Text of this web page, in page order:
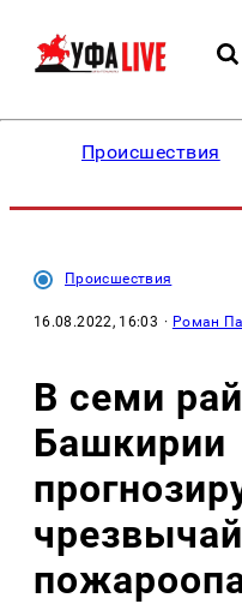
Происшествия
Происшествия
16.08.2022, 16:03 · Роман
В семи
Башкирии